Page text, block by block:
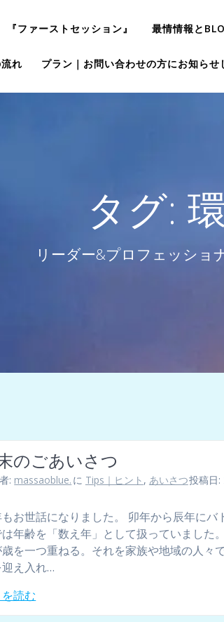
『ファーストセッション』 最情情報と
れ プラン｜お問い合わせの方にお知らせ
タグ:
リーダー&プロフェッショ
のごあいさつ
: massaoblue. に Tips｜ヒント , あいさつ投稿日
お世話になりました。 卯年から辰年にバ
年齢を「数え年」として扱っていました
歳を一つ重ねる。それを家族や地域の人々
え入れ…
読む